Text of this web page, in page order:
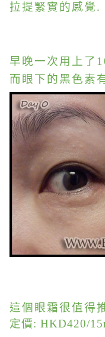
拉提緊實的感覺.
早晚一次 用上了
而眼下的黑色素
這個眼霜很值得
定價: HKD420/